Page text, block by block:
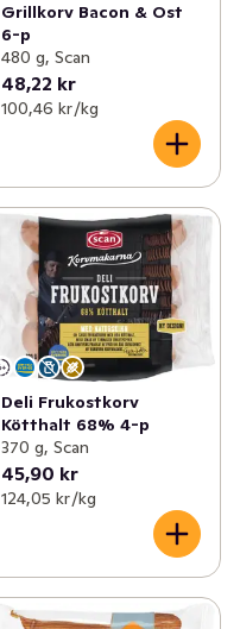
Grillkorv Bacon & Ost
6-p
480 g, Scan
48,22 kr
100,46 kr /kg
Deli Frukostkorv
Kötthalt 68% 4-p
370 g, Scan
45,90 kr
124,05 kr /kg